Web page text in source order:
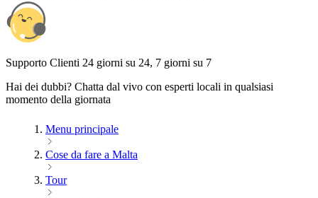
Supporto Clienti 24 giorni su 24, 7 giorni su 7
Hai dei dubbi? Chatta dal vivo con esperti locali in qualsiasi
momento della giornata
Menu principale
Cose da fare a Malta
Tour